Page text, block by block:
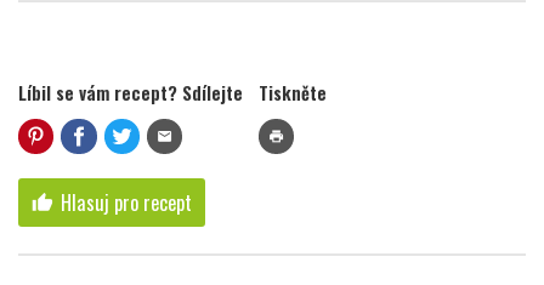
Líbil se vám recept? Sdílejte
mail
Tiskněte
print
thumb_up Hlasuj pro recept